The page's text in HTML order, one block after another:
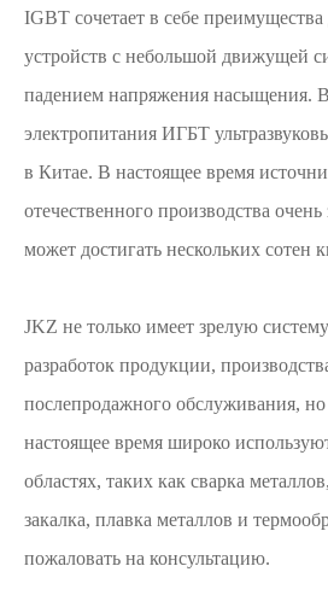
IGBT сочетает в себе
устройств с небольшой движущей
падением напряжения насыщения.
электропитания ИГБТ
в Китае. В настоящее время
отечественного производства очень
может достигать нескольких сотен
JKZ не только имеет зрелую
разработок продукции,
послепродажного обслуживания,
настоящее время широко
областях, таких как сварка
закалка, плавка металлов и
пожаловать на консультацию.